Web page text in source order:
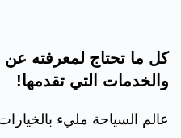
كل ما تحتاج لمعرفته
والخدمات التي تقدمها!
عالم السياحة مليء